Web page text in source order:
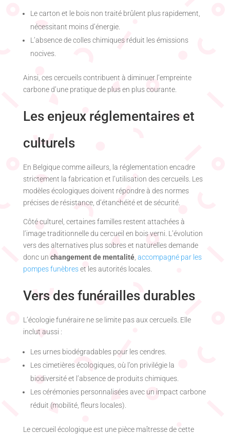
Le carton et le bois non traité brûlent plus rapidement,
nécessitant moins d’énergie.
L’absence de colles chimiques réduit les émissions
nocives.
Ainsi, ces cercueils contribuent à diminuer l’empreinte
carbone d’une pratique de plus en plus courante.
Les enjeux réglementaires et
culturels
En Belgique comme ailleurs, la réglementation encadre
strictement la fabrication et l’utilisation des cercueils. Les
modèles écologiques doivent répondre à des normes
précises de résistance, d’étanchéité et de sécurité.
Côté culturel, certaines familles restent attachées à
l’image traditionnelle du cercueil en bois verni. L’évolution
vers des alternatives plus sobres et naturelles demande
donc un changement de mentalité, accompagné par les
pompes funèbreset les autorités locales.
Vers des funérailles durables
L’écologie funéraire ne se limite pas aux cercueils. Elle
inclut aussi :
Les urnes biodégradables pour les cendres.
Les cimetières écologiques, où l’on privilégie la
biodiversité et l’absence de produits chimiques.
Les cérémonies personnalisées avec un impact carbone
réduit (mobilité, fleurs locales).
Le cercueil écologique est une pièce maîtresse de cette